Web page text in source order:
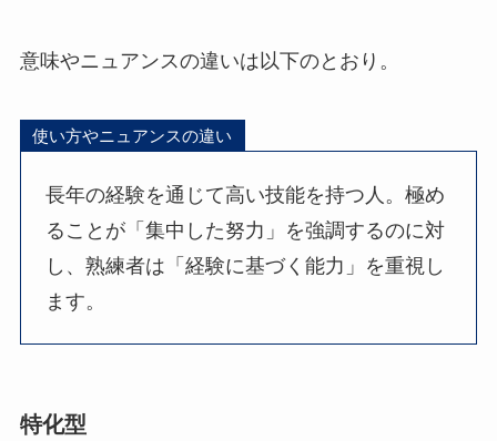
意味やニュアンスの違いは以下のとおり。
使い方やニュアンスの違い
長年の経験を通じて高い技能を持つ人。極め
ることが「集中した努力」を強調するのに対
し、熟練者は「経験に基づく能力」を重視し
ます。
特化型